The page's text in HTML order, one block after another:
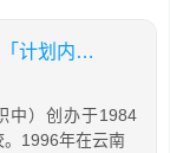
2026年宣威第一职业技术学校招生简章「计划内招生」
中）创办于1984
1996年在云南